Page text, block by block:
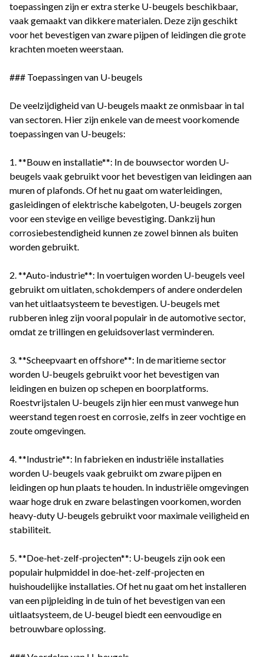
toepassingen zijn er extra sterke U-beugels beschikbaar,
vaak gemaakt van dikkere materialen. Deze zijn geschikt
voor het bevestigen van zware pijpen of leidingen die grote
krachten moeten weerstaan.
### Toepassingen van U-beugels
De veelzijdigheid van U-beugels maakt ze onmisbaar in tal
van sectoren. Hier zijn enkele van de meest voorkomende
toepassingen van U-beugels:
1. **Bouw en installatie**: In de bouwsector worden U-
beugels vaak gebruikt voor het bevestigen van leidingen aan
muren of plafonds. Of het nu gaat om waterleidingen,
gasleidingen of elektrische kabelgoten, U-beugels zorgen
voor een stevige en veilige bevestiging. Dankzij hun
corrosiebestendigheid kunnen ze zowel binnen als buiten
worden gebruikt.
2. **Auto-industrie**: In voertuigen worden U-beugels veel
gebruikt om uitlaten, schokdempers of andere onderdelen
van het uitlaatsysteem te bevestigen. U-beugels met
rubberen inleg zijn vooral populair in de automotive sector,
omdat ze trillingen en geluidsoverlast verminderen.
3. **Scheepvaart en offshore**: In de maritieme sector
worden U-beugels gebruikt voor het bevestigen van
leidingen en buizen op schepen en boorplatforms.
Roestvrijstalen U-beugels zijn hier een must vanwege hun
weerstand tegen roest en corrosie, zelfs in zeer vochtige en
zoute omgevingen.
4. **Industrie**: In fabrieken en industriële installaties
worden U-beugels vaak gebruikt om zware pijpen en
leidingen op hun plaats te houden. In industriële omgevingen
waar hoge druk en zware belastingen voorkomen, worden
heavy-duty U-beugels gebruikt voor maximale veiligheid en
stabiliteit.
5. **Doe-het-zelf-projecten**: U-beugels zijn ook een
populair hulpmiddel in doe-het-zelf-projecten en
huishoudelijke installaties. Of het nu gaat om het installeren
van een pijpleiding in de tuin of het bevestigen van een
uitlaatsysteem, de U-beugel biedt een eenvoudige en
betrouwbare oplossing.